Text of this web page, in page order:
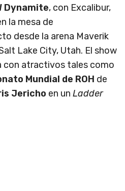
Dynamite, con Excalibur,
la mesa de
desde la arena Maverik
Lake City, Utah. El show
con atractivos tales como
Mundial de ROH de
Jericho en un Ladder